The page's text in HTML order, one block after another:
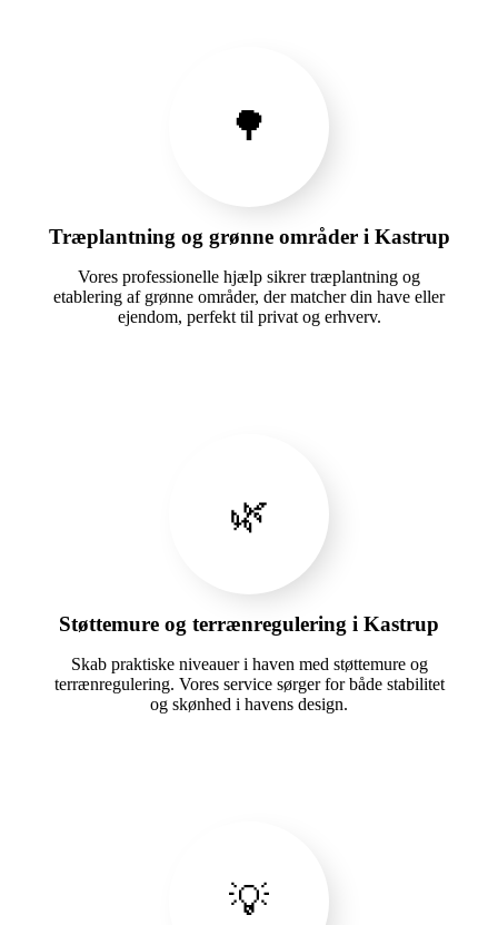
🌳
Træplantning og grønne områder i Kastrup
Vores professionelle hjælp sikrer træplantning og
etablering af grønne områder, der matcher din have eller
ejendom, perfekt til privat og erhverv.
🌿
Støttemure og terrænregulering i Kastrup
Skab praktiske niveauer i haven med støttemure og
terrænregulering. Vores service sørger for både stabilitet
og skønhed i havens design.
💡